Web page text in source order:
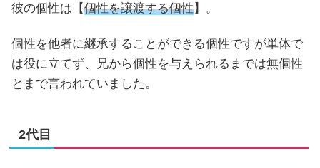
彼の個性は【個性を譲渡する個性】。
個性を他者に継承することができる個性ですが単体で
は役に立てず、兄から個性を与えられるまでは無個性
とまで言われていました。
2代目